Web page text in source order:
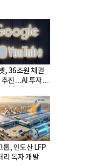
, 36조원 채권
추진…AI 투자
룹, 인도산 LFP
리 독자 개발